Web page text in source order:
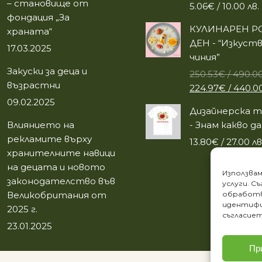
услуги.
– становище от
фондация „За
храната“
17.03.2025
Закуски за деца и
възрастни
09.02.2025
Влиянието на
рекламите върху
хранителните навици
на децата и новото
законодателство във
Великобритания от
2025 г.
23.01.2025
5.06€ / 10.00 лв.
КУЛИНАРЕН
ДЕН -
чиния”
250.53€/
Original
was:
250.53€
/
224.97€ /
Дизайнерска
- Знам какво
13.80€ / 27.00